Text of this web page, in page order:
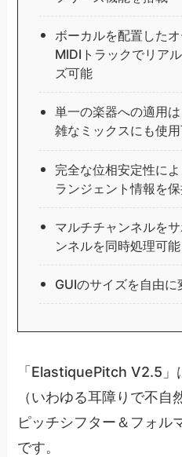
ボーカルを配置した
MIDIトラックでリア
ズ可能
単一の楽器への適用
雑なミックスにも使
完全な位相安定性に
ランジェント情報を
マルチチャンネルを
ンネルを同時処理可能
GUIのサイズを自由に
「ElastiquePitch V2.5」
（いわゆる耳障りで不
ピッチシフター＆フォル
です。